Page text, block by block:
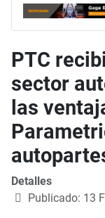
PTC
sector
las
Detalles
Publicado: 13